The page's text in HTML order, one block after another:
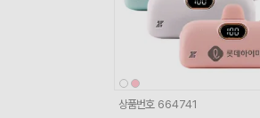
상품번호 664741